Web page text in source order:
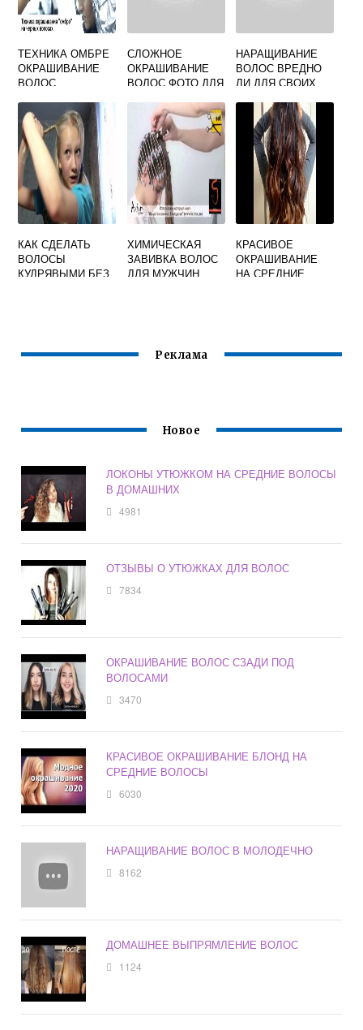
ТЕХНИКА ОМБРЕ
ОКРАШИВАНИЕ
ВОЛОС
СЛОЖНОЕ
ОКРАШИВАНИЕ
ВОЛОС ФОТО ДЛЯ
НАРАЩИВАНИЕ
ВОЛОС ВРЕДНО
ЛИ ДЛЯ СВОИХ
КАК СДЕЛАТЬ
ВОЛОСЫ
КУДРЯВЫМИ БЕЗ
ХИМИЧЕСКАЯ
ЗАВИВКА ВОЛОС
ДЛЯ МУЖЧИН
КРАСИВОЕ
ОКРАШИВАНИЕ
НА СРЕДНИЕ
Реклама
Новое
ЛОКОНЫ УТЮЖКОМ НА СРЕДНИЕ ВОЛОСЫ
В ДОМАШНИХ
4981
ОТЗЫВЫ О УТЮЖКАХ ДЛЯ ВОЛОС
7834
ОКРАШИВАНИЕ ВОЛОС СЗАДИ ПОД
ВОЛОСАМИ
3470
КРАСИВОЕ ОКРАШИВАНИЕ БЛОНД НА
СРЕДНИЕ ВОЛОСЫ
6030
НАРАЩИВАНИЕ ВОЛОС В МОЛОДЕЧНО
8162
ДОМАШНЕЕ ВЫПРЯМЛЕНИЕ ВОЛОС
1124